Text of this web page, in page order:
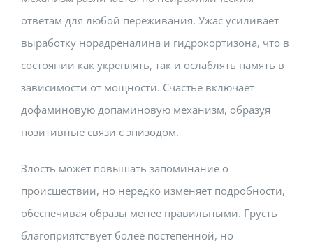
ответам для любой переживания. Ужас усиливает
выработку норадреналина и гидрокортизона, что в
состоянии как укреплять, так и ослаблять память в
зависимости от мощности. Счастье включает
дофаминовую допаминовую механизм, образуя
позитивные связи с эпизодом.
Злость может повышать запоминание о
происшествии, но нередко изменяет подробности,
обеспечивая образы менее правильными. Грусть
благоприятствует более постепенной, но